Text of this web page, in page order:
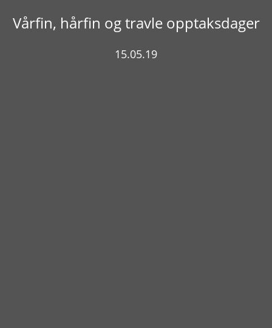
Vårfin, hårfin og travle opptaksdager
15.05.19